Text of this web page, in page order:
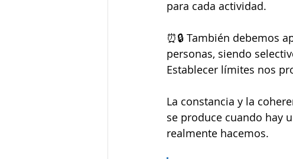
para cada actividad.
⏰🔒 También debemos
personas, siendo
Establecer límites nos
La constancia y la
se produce cuando hay
realmente hacemos.